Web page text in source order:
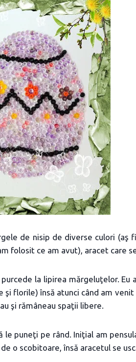
de nisip de diverse culori (aş
folosit ce am avut), aracet care
la lipirea mărgeluţelor. Eu
florile) însă atunci când am
şi rămâneau spaţii libere.
le puneţi pe rând. Iniţial am
o scobitoare, însă aracetul se